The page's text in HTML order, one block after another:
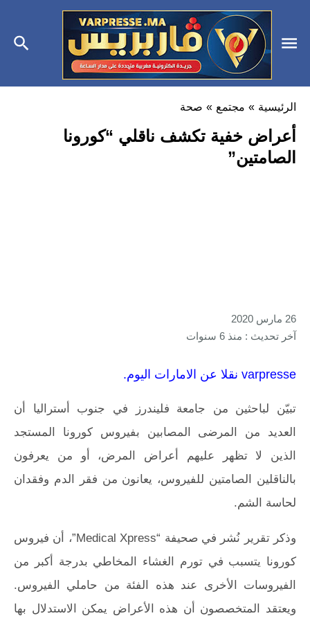
الرئيسية » مجتمع » صحة
أعراض خفية تكشف ناقلي “كورونا
الصامتين”
26 مارس 2020
آخر تحديث : منذ 6 سنوات
varpresse نقلا عن الامارات اليوم.
تبيّن لباحثين من جامعة فليندرز في جنوب أستراليا أن
العديد من المرضى المصابين بفيروس كورونا المستجد
الذين لا تظهر عليهم أعراض المرض، أو من يعرفون
بالناقلين الصامتين للفيروس، يعانون من فقر الدم وفقدان
لحاسة الشم.
وذكر تقرير نُشر في صحيفة “Medical Xpress”، أن فيروس
كورونا يتسبب في تورم الغشاء المخاطي بدرجة أكبر من
الفيروسات الأخرى عند هذه الفئة من حاملي الفيروس.
ويعتقد المتخصصون أن هذه الأعراض يمكن الاستدلال بها